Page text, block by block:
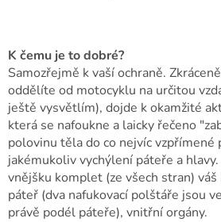
K čemu je to dobré?
Samozřejmě k vaší ochraně.
oddělíte od motocyklu na určitou
ještě vysvětlím), dojde k okamžité
která se nafoukne a laicky řečeno
polovinu těla do co nejvíc vzpřímené
jakémukoliv vychýlení páteře a
vnějšku komplet (ze všech stran) váš
páteř (dva nafukovací polštáře jsou
právě podél páteře), vnitřní orgány.